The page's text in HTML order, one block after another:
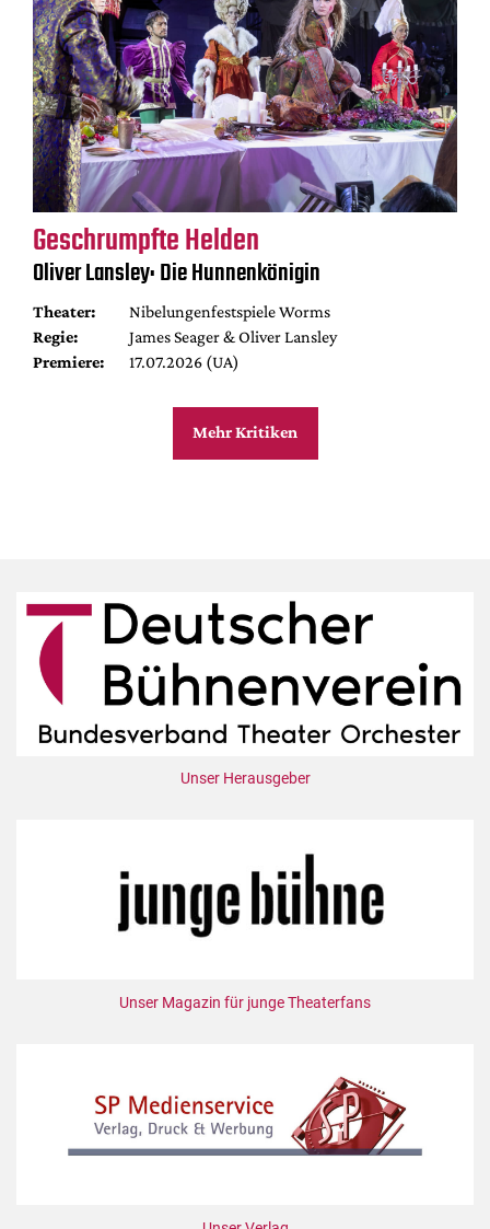
Geschrumpfte Helden
Oliver Lansley: Die Hunnenkönigin
Theater:
Nibelungenfestspiele Worms
Regie:
James Seager & Oliver Lansley
Premiere:
17.07.2026 (UA)
Mehr Kritiken
Unser Herausgeber
Unser Magazin für junge Theaterfans